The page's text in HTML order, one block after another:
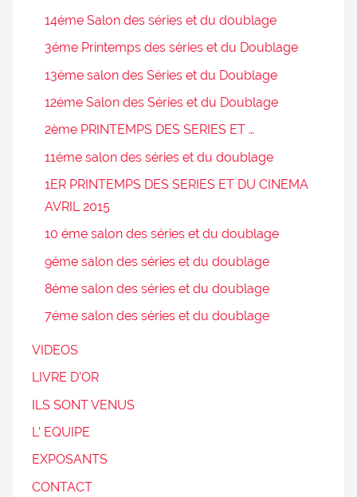
14éme Salon des séries et du doublage
3éme Printemps des séries et du Doublage
13éme salon des Séries et du Doublage
12éme Salon des Séries et du Doublage
2ème PRINTEMPS DES SERIES ET …
11éme salon des séries et du doublage
1ER PRINTEMPS DES SERIES ET DU CINEMA
AVRIL 2015
10 éme salon des séries et du doublage
9éme salon des séries et du doublage
8éme salon des séries et du doublage
7éme salon des séries et du doublage
VIDEOS
LIVRE D’OR
ILS SONT VENUS
L’ EQUIPE
EXPOSANTS
CONTACT